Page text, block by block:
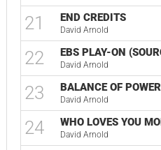
21 END CREDITS
David Arnold
22 EBS PLAY-ON
David Arnold
23 BALANCE OF
David Arnold
24 WHO LOVES YOU
David Arnold